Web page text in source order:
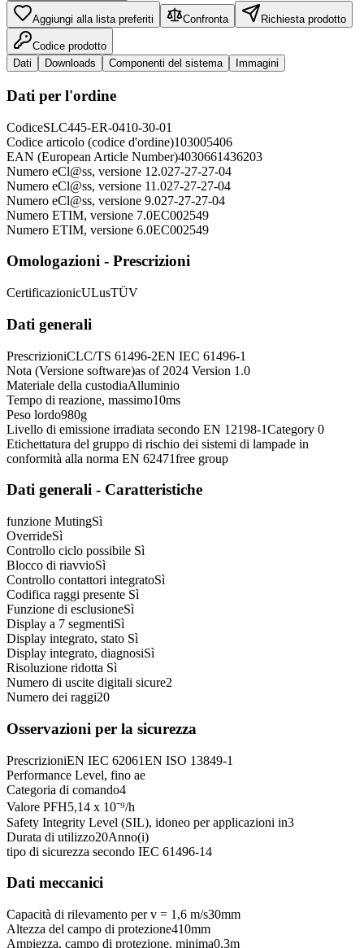
Aggiungi alla lista preferiti Confronta Richiesta prodotto
Codice prodotto
Dati
Downloads Componenti del sistema Immagini
Dati per l'ordine
CodiceSLC445-ER-0410-30-01
Codice articolo (codice d'ordine)103005406
EAN (European Article Number)4030661436203
Numero eCl@ss, versione 12.027-27-27-04
Numero eCl@ss, versione 11.027-27-27-04
Numero eCl@ss, versione 9.027-27-27-04
Numero ETIM, versione 7.0EC002549
Numero ETIM, versione 6.0EC002549
Omologazioni - Prescrizioni
CertificazionicULusTÜV
Dati generali
PrescrizioniCLC/TS 61496-2EN IEC 61496-1
Nota (Versione software)as of 2024 Version 1.0
Materiale della custodiaAlluminio
Tempo di reazione, massimo10ms
Peso lordo980g
Livello di emissione irradiata secondo EN 12198-1Category 0
Etichettatura del gruppo di rischio dei sistemi di lampade in
conformità alla norma EN 62471free group
Dati generali - Caratteristiche
funzione MutingSì
OverrideSì
Controllo ciclo possibile Sì
Blocco di riavvioSì
Controllo contattori integratoSì
Codifica raggi presente Sì
Funzione di esclusioneSì
Display a 7 segmentiSì
Display integrato, stato Sì
Display integrato, diagnosiSì
Risoluzione ridotta Sì
Numero di uscite digitali sicure2
Numero dei raggi20
Osservazioni per la sicurezza
PrescrizioniEN IEC 62061EN ISO 13849-1
Performance Level, fino ae
Categoria di comando4
Valore PFH5,14 x 10⁻⁹/h
Safety Integrity Level (SIL), idoneo per applicazioni in3
Durata di utilizzo20Anno(i)
tipo di sicurezza secondo IEC 61496-14
Dati meccanici
Capacità di rilevamento per v = 1,6 m/s30mm
Altezza del campo di protezione410mm
Ampiezza, campo di protezione, minima0,3m